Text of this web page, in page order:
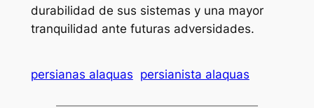
durabilidad de sus sistemas y una mayor
tranquilidad ante futuras adversidades.
persianas alaquas persianista alaquas